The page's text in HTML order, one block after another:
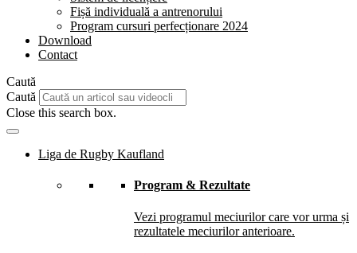
Fișă individuală a antrenorului
Program cursuri perfecționare 2024
Download
Contact
Caută
Caută
Close this search box.
Liga de Rugby Kaufland
Program & Rezultate
Vezi programul meciurilor care vor urma și
rezultatele meciurilor anterioare.